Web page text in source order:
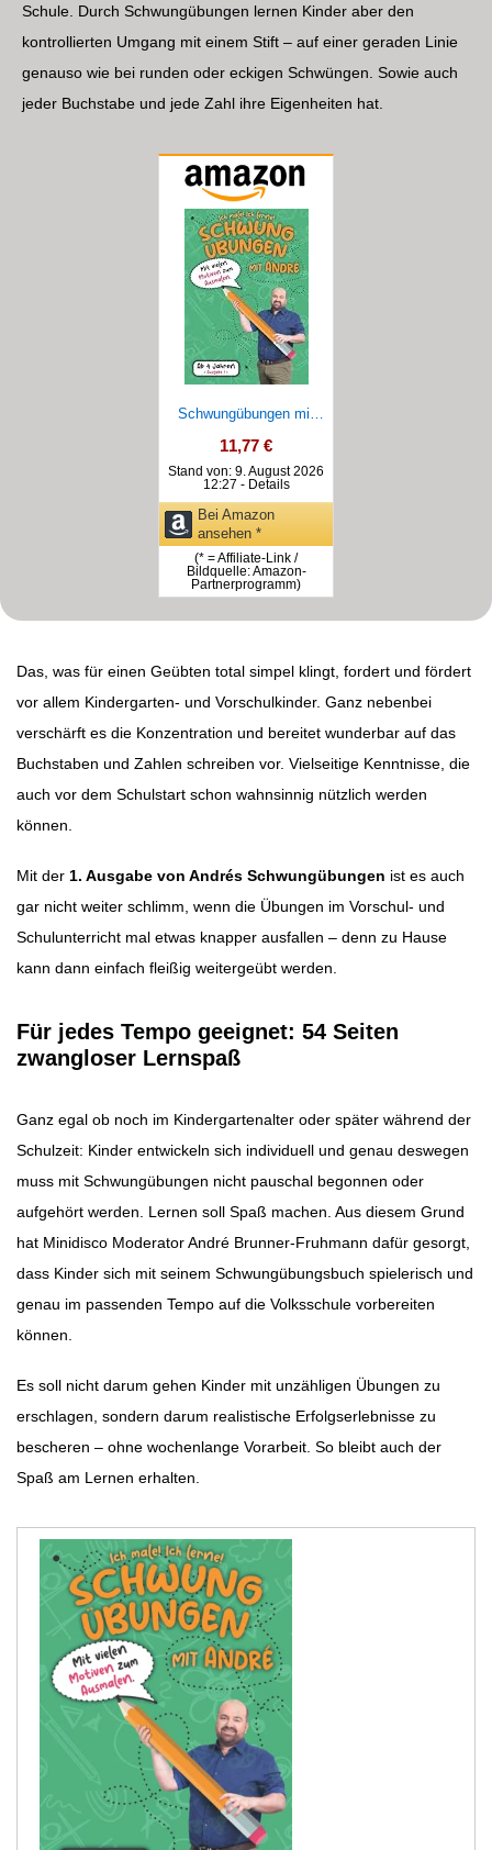
Schule. Durch Schwungübungen lernen Kinder aber den
kontrollierten Umgang mit einem Stift – auf einer geraden Linie
genauso wie bei runden oder eckigen Schwüngen. Sowie auch
jeder Buchstabe und jede Zahl ihre Eigenheiten hat.
Schwungübungen mit
André - Ab ...
11,77 €
Stand von: 9. August 2026
12:27 - Details
Bei Amazon
ansehen *
(* = Affiliate-Link /
Bildquelle: Amazon-
Partnerprogramm)
Das, was für einen Geübten total simpel klingt, fordert und fördert
vor allem Kindergarten- und Vorschulkinder. Ganz nebenbei
verschärft es die Konzentration und bereitet wunderbar auf das
Buchstaben und Zahlen schreiben vor. Vielseitige Kenntnisse, die
auch vor dem Schulstart schon wahnsinnig nützlich werden
können.
Mit der 1. Ausgabe von Andrés Schwungübungen ist es auch
gar nicht weiter schlimm, wenn die Übungen im Vorschul- und
Schulunterricht mal etwas knapper ausfallen – denn zu Hause
kann dann einfach fleißig weitergeübt werden.
Für jedes Tempo geeignet: 54 Seiten
zwangloser Lernspaß
Ganz egal ob noch im Kindergartenalter oder später während der
Schulzeit: Kinder entwickeln sich individuell und genau deswegen
muss mit Schwungübungen nicht pauschal begonnen oder
aufgehört werden. Lernen soll Spaß machen. Aus diesem Grund
hat Minidisco Moderator André Brunner-Fruhmann dafür gesorgt,
dass Kinder sich mit seinem Schwungübungsbuch spielerisch und
genau im passenden Tempo auf die Volksschule vorbereiten
können.
Es soll nicht darum gehen Kinder mit unzähligen Übungen zu
erschlagen, sondern darum realistische Erfolgserlebnisse zu
bescheren – ohne wochenlange Vorarbeit. So bleibt auch der
Spaß am Lernen erhalten.